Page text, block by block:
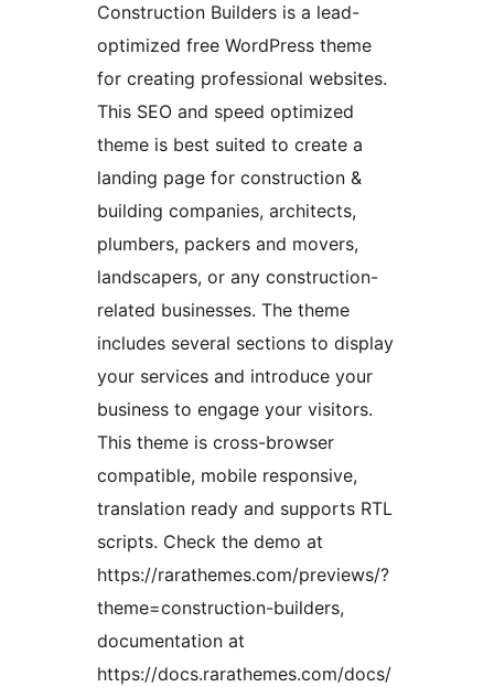
Construction Builders is a lead-
optimized free WordPress theme
for creating professional websites.
This SEO and speed optimized
theme is best suited to create a
landing page for construction &
building companies, architects,
plumbers, packers and movers,
landscapers, or any construction-
related businesses. The theme
includes several sections to display
your services and introduce your
business to engage your visitors.
This theme is cross-browser
compatible, mobile responsive,
translation ready and supports RTL
scripts. Check the demo at
https://rarathemes.com/previews/?
theme=construction-builders,
documentation at
https://docs.rarathemes.com/docs/